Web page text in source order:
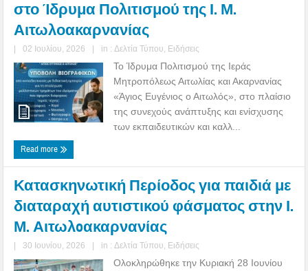
στο Ίδρυμα Πολιτισμού της Ι. Μ.
Αιτωλοακαρνανίας
| 02 Ιουλίου, 2026 | in : Δελτία Τύπου Ειδήσεις
Το Ίδρυμα Πολιτισμού της Ιεράς
Μητροπόλεως Αιτωλίας και Ακαρνανίας
«Άγιος Ευγένιος ο Αιτωλός», στο πλαίσιο
της συνεχούς ανάπτυξης και ενίσχυσης
των εκπαιδευτικών και καλλ...
Read more
Κατασκηνωτική Περίοδος για παιδιά με
διαταραχή αυτιστικού φάσματος στην Ι.
Μ. Αιτωλoακαρνανίας
| 30 Ιουνίου, 2026 | in : Δελτία Τύπου Ειδήσεις
Ολοκληρώθηκε την Κυριακή 28 Ιουνίου